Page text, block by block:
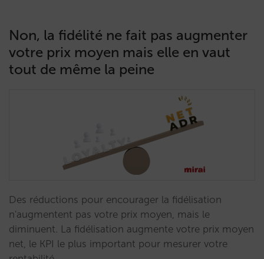
Non, la fidélité ne fait pas augmenter
votre prix moyen mais elle en vaut
tout de même la peine
Des réductions pour encourager la fidélisation
n'augmentent pas votre prix moyen, mais le
diminuent. La fidélisation augmente votre prix moyen
net, le KPI le plus important pour mesurer votre